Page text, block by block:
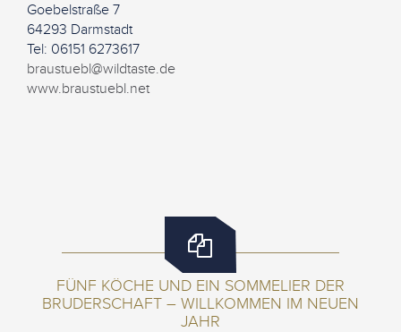
Goebelstraße 7
64293 Darmstadt
Tel: 06151 6273617
braustuebl@wildtaste.de
www.braustuebl.net
FÜNF KÖCHE UND EIN SOMMELIER DER
BRUDERSCHAFT – WILLKOMMEN IM NEUEN
JAHR